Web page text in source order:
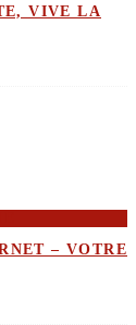
VIVE LA
– VOTRE